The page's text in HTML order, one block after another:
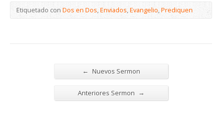
Etiquetado conDos en Dos,Enviados,Evangelio,Prediquen
← Nuevos Sermon
Anteriores Sermon →